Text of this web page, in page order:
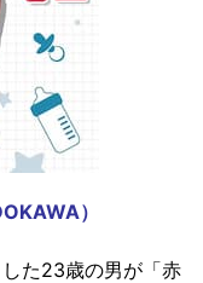
）
た23歳の男が「赤